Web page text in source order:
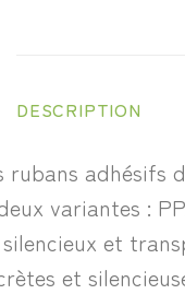
DESCRIPTION
rubans adhésifs
variantes :
et
et